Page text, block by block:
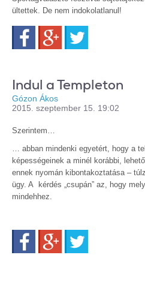
ültettek. De nem indokolatlanul!
FacebookGoogle+
Indul a Templeton
Gózon Ákos
2015. szeptember 15. 19:02
Szerintem…
… abban mindenki egyetért, hogy a
képességeinek a minél korábbi,
ennek nyomán kibontakoztatása –
ügy. A kérdés „csupán” az, hogy
mindehhez.
FacebookGoogle+